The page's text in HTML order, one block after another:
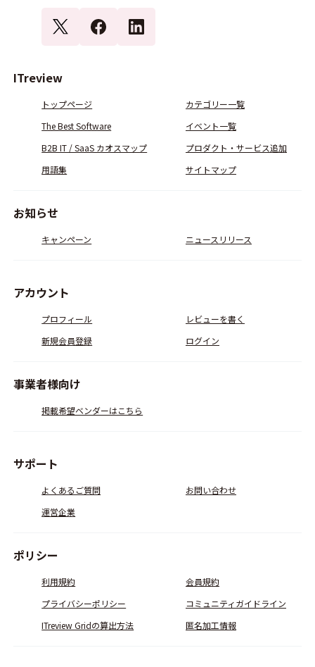
ITreview
トップページ
カテゴリー一覧
The Best Software
イベント一覧
B2B IT / SaaS カオスマップ
プロダクト・サービス追加
用語集
サイトマップ
お知らせ
キャンペーン ニュースリリース
アカウント
プロフィール
レビューを書く
新規会員登録
ログイン
事業者様向け
掲載希望ベンダーはこちら
サポート
よくあるご質問
お問い合わせ
運営企業
ポリシー
利用規約
会員規約
プライバシーポリシー
コミュニティガイドライン
ITreview Gridの算出方法
匿名加工情報